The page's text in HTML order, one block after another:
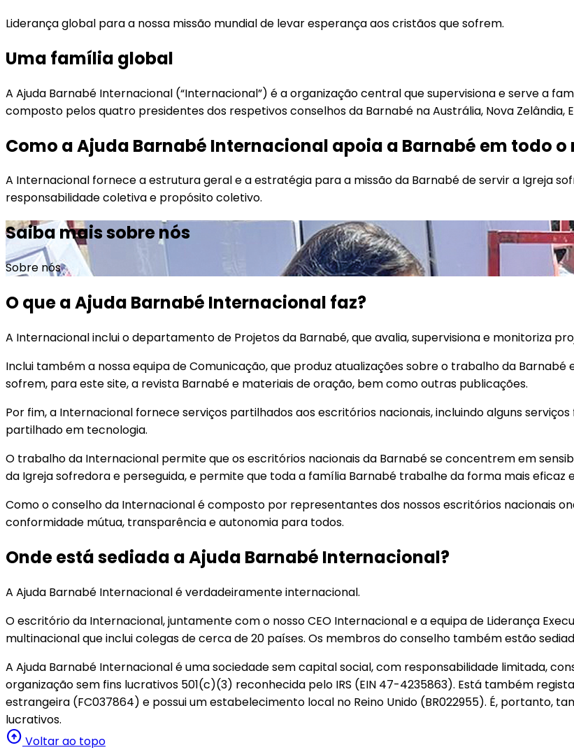
Liderança global para a nossa missão mundial de levar esperança aos cristãos que sofrem.
Uma família global
A Ajuda Barnabé Internacional (“Internacional”) é a organização central que supervisiona e serve a
composto pelos quatro presidentes dos respetivos conselhos da Barnabé na Austrália, Nova Zelândia,
Como a Ajuda Barnabé Internacional apoia a Barnabé em todo o
A Internacional fornece a estrutura geral e a estratégia para a missão da Barnabé de servir a Igreja
responsabilidade coletiva e propósito coletivo.
Saiba mais sobre nós
Sobre nós
O que a Ajuda Barnabé Internacional faz?
A Internacional inclui o departamento de Projetos da Barnabé, que avalia, supervisiona e monitoriza
Inclui também a nossa equipa de Comunicação, que produz atualizações sobre o trabalho da
sofrem, para este site, a revista Barnabé e materiais de oração, bem como outras publicações.
Por fim, a Internacional fornece serviços partilhados aos escritórios nacionais, incluindo alguns
partilhado em tecnologia.
O trabalho da Internacional permite que os escritórios nacionais da Barnabé se concentrem em
da Igreja sofredora e perseguida, e permite que toda a família Barnabé trabalhe da forma mais eficaz
Como o conselho da Internacional é composto por representantes dos nossos escritórios nacionais
conformidade mútua, transparência e autonomia para todos.
Onde está sediada a Ajuda Barnabé Internacional?
A Ajuda Barnabé Internacional é verdadeiramente internacional.
O escritório da Internacional, juntamente com o nosso CEO Internacional e a equipa de Liderança
multinacional que inclui colegas de cerca de 20 países. Os membros do conselho também estão
A Ajuda Barnabé Internacional é uma sociedade sem capital social, com responsabilidade limitada,
organização sem fins lucrativos 501(c)(3) reconhecida pelo IRS (EIN 47-4235863). Está também
estrangeira (FC037864) e possui um estabelecimento local no Reino Unido (BR022955). É, portanto,
lucrativos.
arrow_circle_up Voltar ao topo